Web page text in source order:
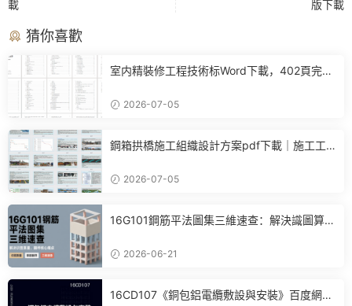
載
版下載
猜你喜歡
室内精裝修工程技術标Word下載，402頁完整
2026-07-05
鋼箱拱橋施工組織設計方案pdf下載｜施工工
2026-07-05
16G101鋼筋平法圖集三維速查：解決識圖算
2026-06-21
16CD107《銅包鋁電纜敷設與安裝》百度網盤